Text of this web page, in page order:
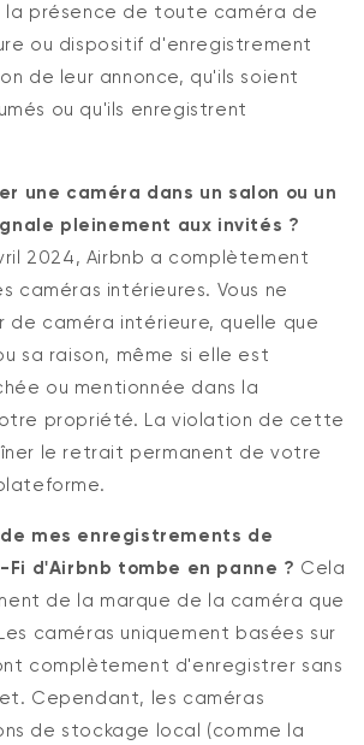
la présence de toute caméra de
ou dispositif d'enregistrement
de leur annonce, qu'ils soient
ou qu'ils enregistrent
une caméra dans un salon ou un
pleinement aux invités ?
2024, Airbnb a complètement
caméras intérieures. Vous ne
de caméra intérieure, quelle que
sa raison, même si elle est
ou mentionnée dans la
propriété. La violation de cette
le retrait permanent de votre
mes enregistrements de
d'Airbnb tombe en panne ? Cela
de la marque de la caméra que
caméras uniquement basées sur
complètement d'enregistrer sans
Cependant, les caméras
de stockage local (comme la